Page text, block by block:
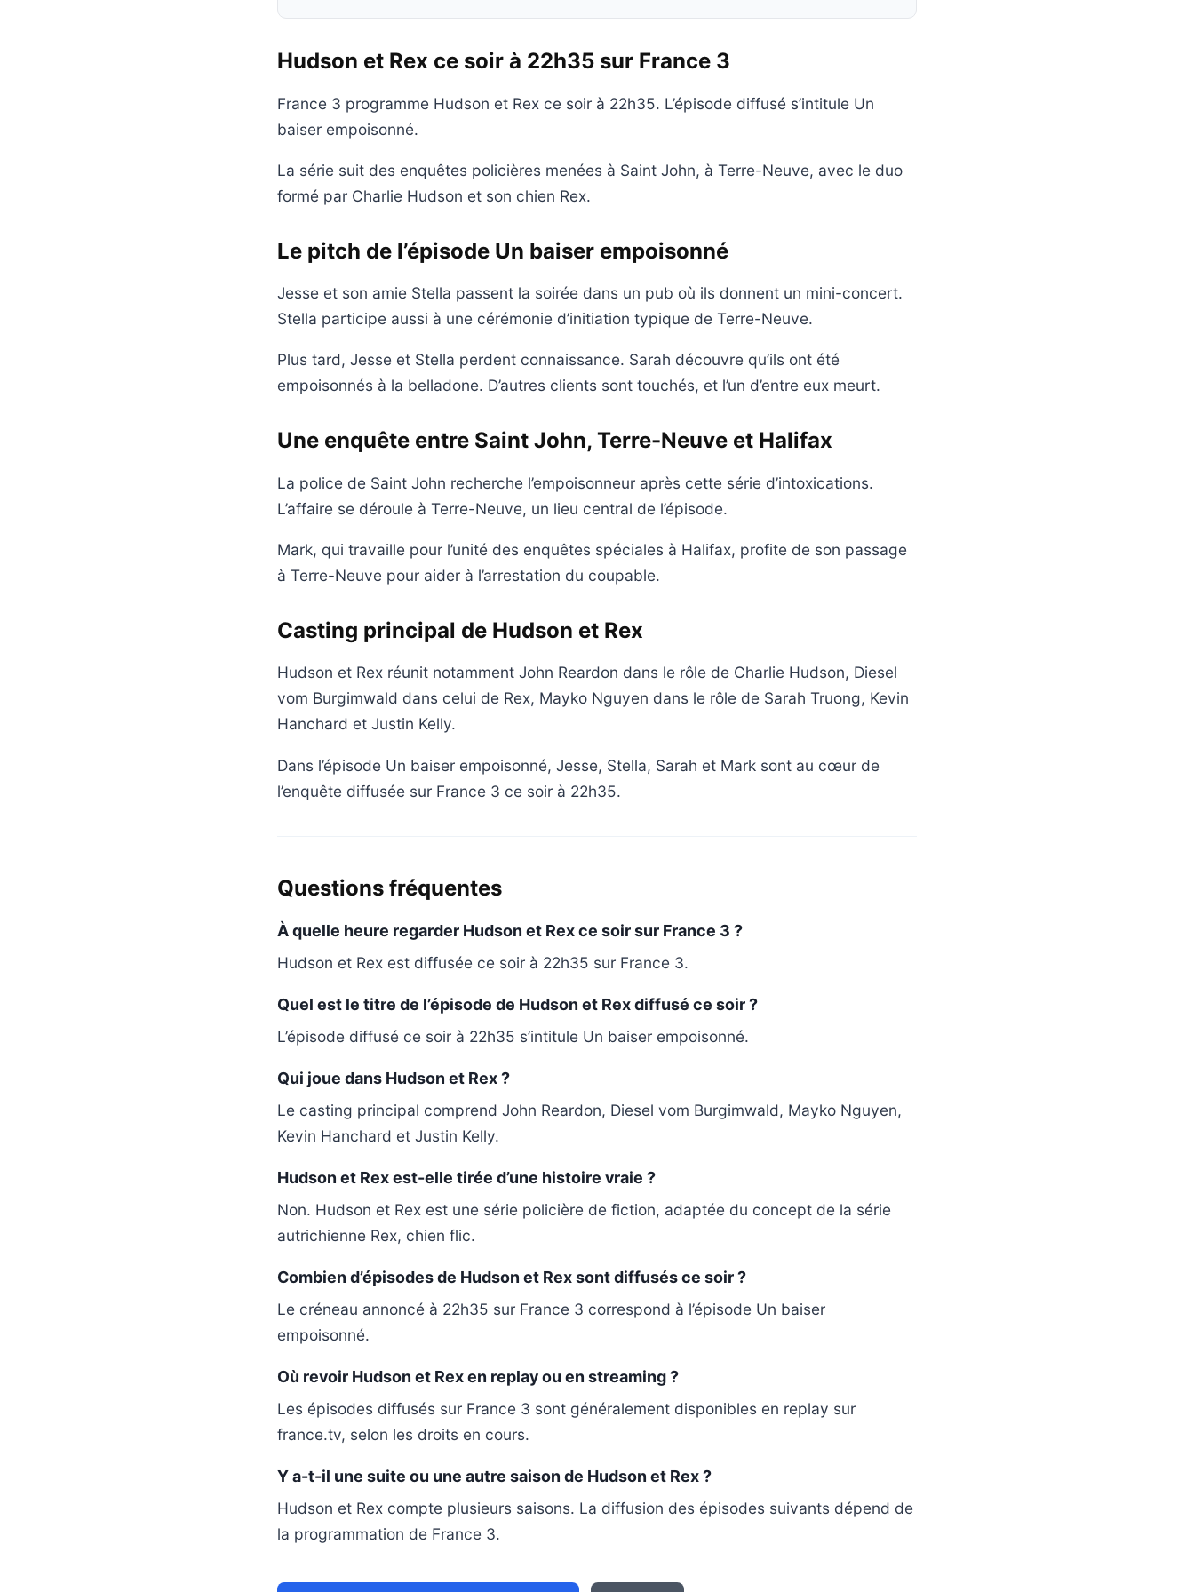
Hudson et Rex ce soir à 22h35 sur France 3
France 3 programme Hudson et Rex ce soir à 22h35. L’épisode diffusé s’intitule Un
baiser empoisonné.
La série suit des enquêtes policières menées à Saint John, à Terre-Neuve, avec le duo
formé par Charlie Hudson et son chien Rex.
Le pitch de l’épisode Un baiser empoisonné
Jesse et son amie Stella passent la soirée dans un pub où ils donnent un mini-concert.
Stella participe aussi à une cérémonie d’initiation typique de Terre-Neuve.
Plus tard, Jesse et Stella perdent connaissance. Sarah découvre qu’ils ont été
empoisonnés à la belladone. D’autres clients sont touchés, et l’un d’entre eux meurt.
Une enquête entre Saint John, Terre-Neuve et Halifax
La police de Saint John recherche l’empoisonneur après cette série d’intoxications.
L’affaire se déroule à Terre-Neuve, un lieu central de l’épisode.
Mark, qui travaille pour l’unité des enquêtes spéciales à Halifax, profite de son passage
à Terre-Neuve pour aider à l’arrestation du coupable.
Casting principal de Hudson et Rex
Hudson et Rex réunit notamment John Reardon dans le rôle de Charlie Hudson, Diesel
vom Burgimwald dans celui de Rex, Mayko Nguyen dans le rôle de Sarah Truong, Kevin
Hanchard et Justin Kelly.
Dans l’épisode Un baiser empoisonné, Jesse, Stella, Sarah et Mark sont au cœur de
l’enquête diffusée sur France 3 ce soir à 22h35.
Questions fréquentes
À quelle heure regarder Hudson et Rex ce soir sur France 3 ?
Hudson et Rex est diffusée ce soir à 22h35 sur France 3.
Quel est le titre de l’épisode de Hudson et Rex diffusé ce soir ?
L’épisode diffusé ce soir à 22h35 s’intitule Un baiser empoisonné.
Qui joue dans Hudson et Rex ?
Le casting principal comprend John Reardon, Diesel vom Burgimwald, Mayko Nguyen,
Kevin Hanchard et Justin Kelly.
Hudson et Rex est-elle tirée d’une histoire vraie ?
Non. Hudson et Rex est une série policière de fiction, adaptée du concept de la série
autrichienne Rex, chien flic.
Combien d’épisodes de Hudson et Rex sont diffusés ce soir ?
Le créneau annoncé à 22h35 sur France 3 correspond à l’épisode Un baiser
empoisonné.
Où revoir Hudson et Rex en replay ou en streaming ?
Les épisodes diffusés sur France 3 sont généralement disponibles en replay sur
france.tv, selon les droits en cours.
Y a-t-il une suite ou une autre saison de Hudson et Rex ?
Hudson et Rex compte plusieurs saisons. La diffusion des épisodes suivants dépend de
la programmation de France 3.